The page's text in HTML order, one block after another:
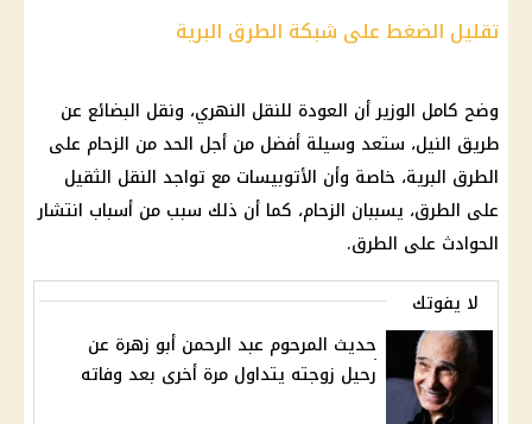
تقليل الضغط على شبكة الطرق البرية
وضح كامل الوزير أن العودة للنقل النهري، ونقل البضائع عن
طريق النيل، ستعد وسيلة أفضل من أجل الحد من الزحام على
الطرق البرية، خاصة وأن الأتوبيسات مع تواجد النقل الثقيل
على الطرق، يسببان الزحام، كما أن ذلك سبب من أسباب انتشار
الحوادث على الطرق.
لا يفوتك
حديث المرحوم عبد الرحمن أبو زهرة عن
رحيل زوجته يتداول مرة أخرى بعد وفاته